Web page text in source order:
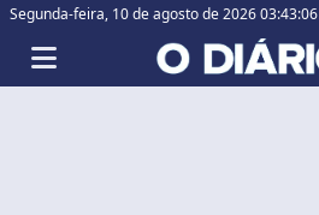
Segunda-feira, 10 de agosto de 2026 03:43:06